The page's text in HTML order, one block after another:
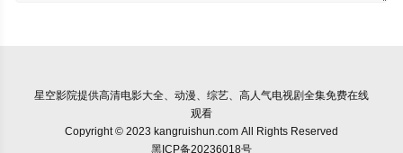
星空影院提供高清电影大全、动漫、综艺、高人气电视剧全集免费在线
观看
Copyright © 2023 kangruishun.com All Rights Reserved
黑ICP备20236018号